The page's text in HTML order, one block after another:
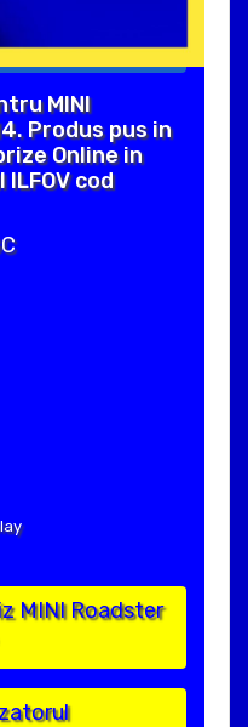
MINI
Produs pus in
Online in
ILFOV cod
MINI Roadster